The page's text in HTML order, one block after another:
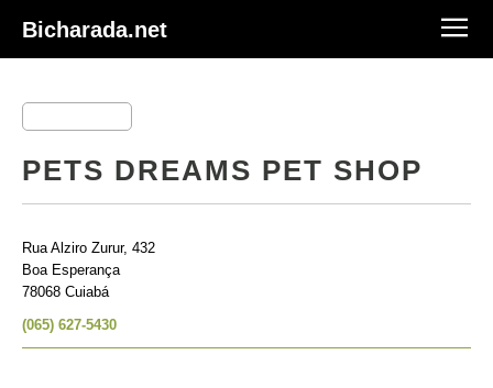
Bicharada.net
PETS DREAMS PET SHOP
Rua Alziro Zurur, 432
Boa Esperança
78068 Cuiabá
(065) 627-5430